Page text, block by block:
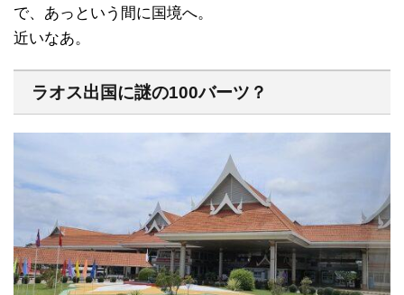
で、あっという間に国境へ。
近いなあ。
ラオス出国に謎の100バーツ？